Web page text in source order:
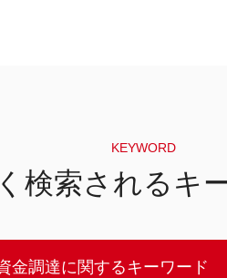
KEYWORD
検索されるキ
金調達に関するキーワード